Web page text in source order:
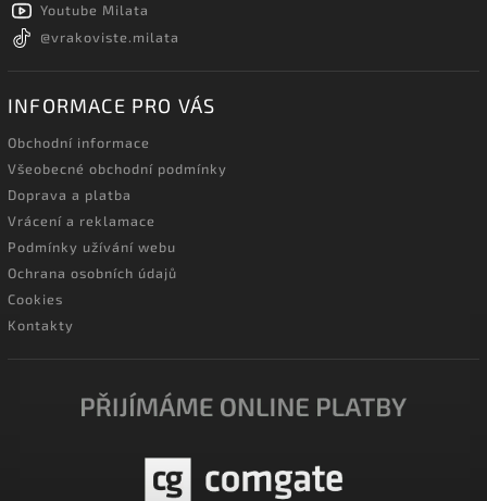
Youtube Milata
@vrakoviste.milata
INFORMACE PRO VÁS
Obchodní informace
Všeobecné obchodní podmínky
Doprava a platba
Vrácení a reklamace
Podmínky užívání webu
Ochrana osobních údajů
Cookies
Kontakty